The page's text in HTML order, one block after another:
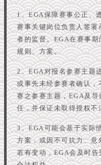
1、EGA保障赛事公正、
赛事关键岗位负责人签
者的监督。EGA在赛事
规则、方案。
2、EGA对报名参赛主题
或事先未经参赛者确认
赛之参赛主题，EGA及
任，并保证未取得授权不
3、EGA可能会基于实际
方案，或因不可抗力、
若有变动，EGA会及时